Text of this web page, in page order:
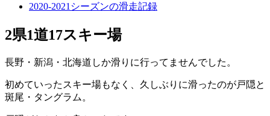
2020-2021シーズンの滑走記録
2県1道17スキー場
長野・新潟・北海道しか滑りに行ってませんでした。
初めていったスキー場もなく、久しぶりに滑ったのが戸隠と
斑尾・タングラム。